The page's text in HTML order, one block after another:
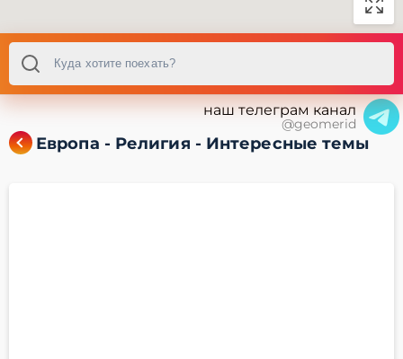
наш телеграм канал
@geomerid
Европа - Религия - Интересные темы